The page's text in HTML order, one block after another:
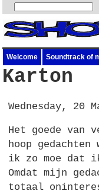
Welcome Soundtrack of
Karton
Wednesday, 20
Het goede van
hoop
ik zo moe dat
Omdat mijn
totaal